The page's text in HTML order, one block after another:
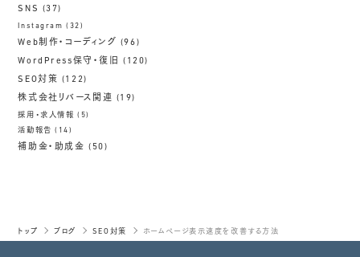
SNS (37)
Instagram (32)
Web制作・コーディング (96)
WordPress保守・復旧 (120)
SEO対策 (122)
株式会社リバース関連 (19)
採用・求人情報 (5)
活動報告 (14)
補助金・助成金 (50)
トップ ブログ SEO対策 ホームページ表示速度を改善する方法